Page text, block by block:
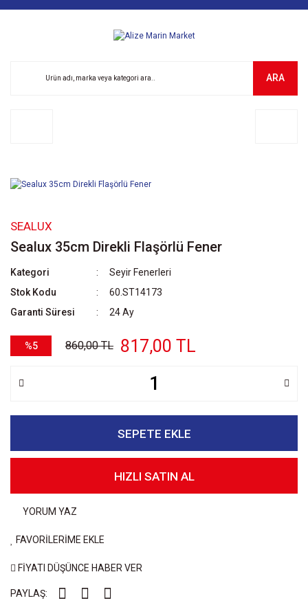
ARA
SEALUX
Sealux 35cm Direkli Flaşörlü Fener
Kategori
Seyir Fenerleri
Stok Kodu
60.ST14173
Garanti Süresi
24 Ay
%5 860,00 TL 817,00 TL
SEPETE EKLE
HIZLI SATIN AL
YORUM YAZ
FAVORİLERİME EKLE
FİYATI DÜŞÜNCE HABER VER
PAYLAŞ: